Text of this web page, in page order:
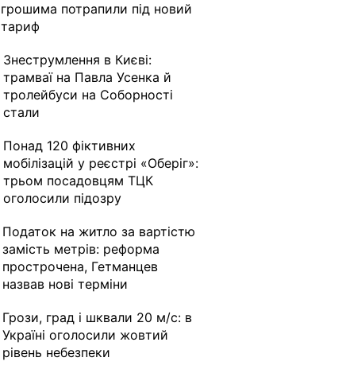
грошима потрапили під новий
тариф
Знеструмлення в Києві:
трамваї на Павла Усенка й
тролейбуси на Соборності
стали
Понад 120 фіктивних
мобілізацій у реєстрі «Оберіг»:
трьом посадовцям ТЦК
оголосили підозру
Податок на житло за вартістю
замість метрів: реформа
прострочена, Гетманцев
назвав нові терміни
Грози, град і шквали 20 м/с: в
Україні оголосили жовтий
рівень небезпеки